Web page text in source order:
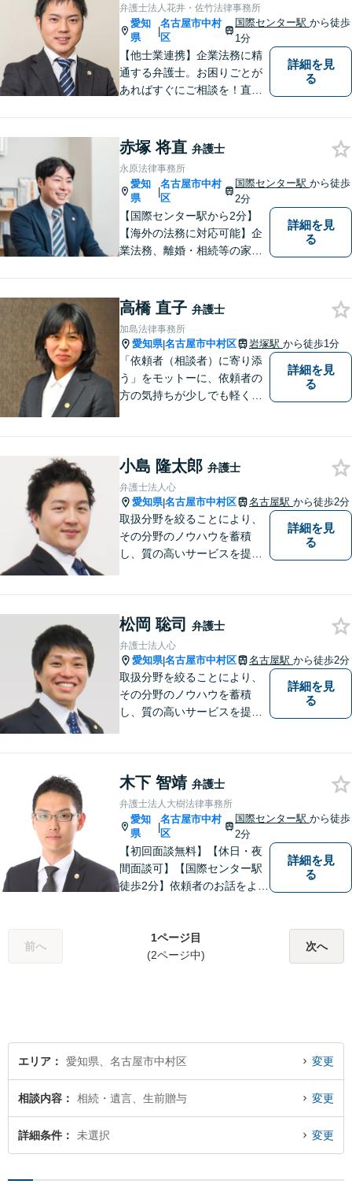
弁護士法人花井・佐竹法律事務所
愛知
県
|
名古屋市中村
区
国際センター駅から徒歩
1分
【他士業連携】企業法務に精
通する弁護士。お困りごとが
あればすぐにご相談を！直面
務所には無いリーガルサービ
スを提供したいという思い
で、日々挑戦してまいりま
す。【土日夜間対応】
詳細を見
る
赤塚 将直 弁護士
永原法律事務所
愛知
県
|
名古屋市中村
区
国際センター駅から徒歩
2分
【国際センター駅から2分】
【海外の法務に対応可能】企
業法務、離婚・相続等の家事
の回復等の民事事件や刑事事
件など、幅広く対応可能で
す。是非、ご相談をお待ちし
ております。
詳細を見
る
高橋 直子 弁護士
加島法律事務所
愛知県|名古屋市中村区 岩塚駅 から徒歩1分
「依頼者（相談者）に寄り添
う」をモットーに、依頼者の
方の気持ちが少しでも軽くな
詳細を見
る
小島 隆太郎 弁護士
弁護士法人心
愛知県|名古屋市中村区 名古屋駅 から徒歩2分
取扱分野を絞ることにより、
その分野のノウハウを蓄積
し、質の高いサービスを提供
相談ください。
詳細を見
る
松岡 聡司 弁護士
弁護士法人心
愛知県|名古屋市中村区 名古屋駅 から徒歩2分
取扱分野を絞ることにより、
その分野のノウハウを蓄積
し、質の高いサービスを提供
相談ください。
詳細を見
る
木下 智靖 弁護士
弁護士法人大樹法律事務所
愛知
県
|
名古屋市中村
区
国際センター駅から徒歩
2分
【初回面談無料】【休日・夜
間面談可】【国際センター駅
徒歩2分】依頼者のお話をよく
せていただきます。お一人で
悩まず、まずはお気軽にご相
詳細を見
る
前へ
1ページ目
(2ページ中)
次へ
エリア 愛知県、名古屋市中村区 変更
相談内容 相続・遺言、生前贈与 変更
詳細条件 未選択 変更